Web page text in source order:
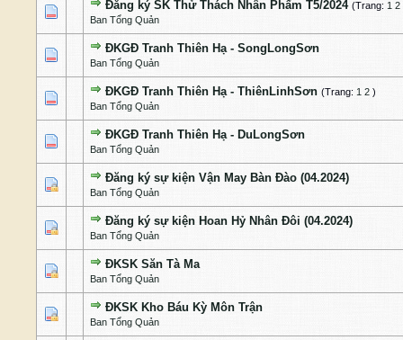
Đăng ký SK Thử Thách Nhân Phẩm T5/2024 (Trang: 1 2
Ban Tổng Quản
1 Bỏ phiếu - 5 của 5 cấp độ
12 3 45
ĐKGĐ Tranh Thiên Hạ - SongLongSơn
Ban Tổng Quản
1 Bỏ phiếu - 5 của 5 cấp độ
12 345
ĐKGĐ Tranh Thiên Hạ - ThiênLinhSơn (Trang: 1 2 )
Ban Tổng Quản
1 Bỏ phiếu - 5 của 5 cấp độ
12 345
ĐKGĐ Tranh Thiên Hạ - DuLongSơn
Ban Tổng Quản
1 Bỏ phiếu - 5 của 5 cấp độ
12 345
Đăng ký sự kiện Vận May Bàn Đào (04.2024)
Ban Tổng Quản
1 Bỏ phiếu - 5 của 5 cấp độ
1 2345
Đăng ký sự kiện Hoan Hỷ Nhân Đôi (04.2024)
Ban Tổng Quản
1 Bỏ phiếu - 5 của 5 cấp độ
1 2345
ĐKSK Săn Tà Ma
Ban Tổng Quản
1 Bỏ phiếu - 5 của 5 cấp độ
1 2 3 45
ĐKSK Kho Báu Kỳ Môn Trận
Ban Tổng Quản
1 Bỏ phiếu - 5 của 5 cấp độ
1 234 5